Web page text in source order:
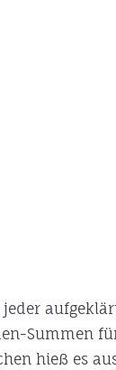
Summen
hieß es